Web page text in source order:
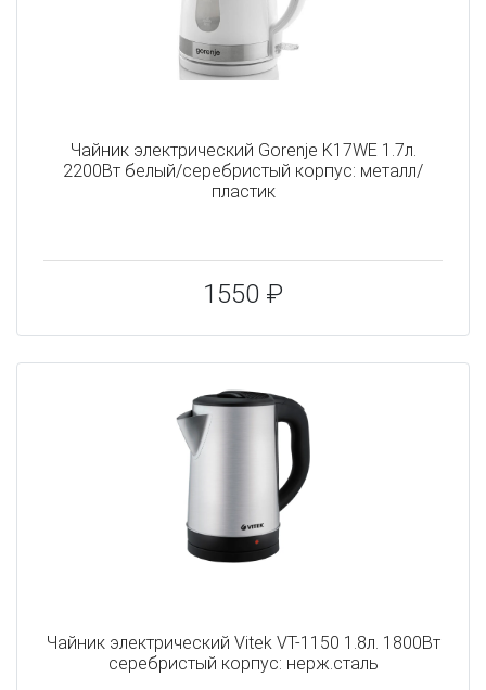
Чайник электрический Gorenje K17WE 1.7л.
2200Вт белый/серебристый корпус: металл/
пластик
1550 ₽
Чайник электрический Vitek VT-1150 1.8л. 1800Вт
серебристый корпус: нерж.сталь